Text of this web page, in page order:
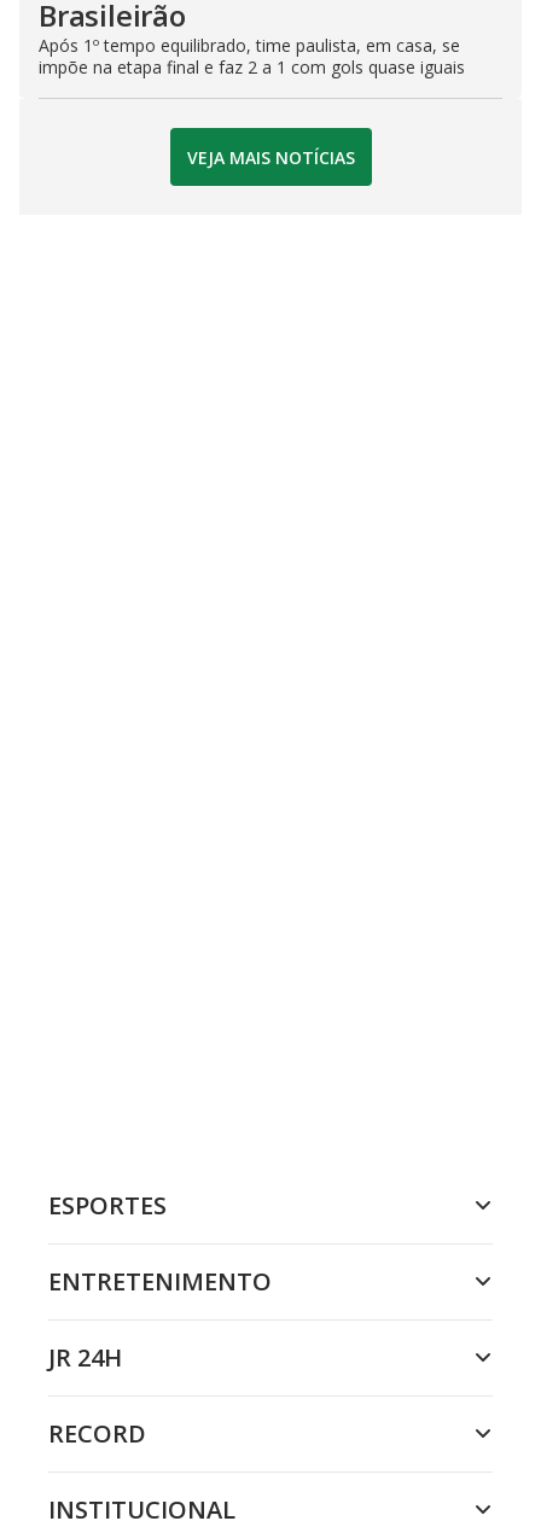
Brasileirão
Após 1º tempo equilibrado, time paulista, em casa, se
impõe na etapa final e faz 2 a 1 com gols quase iguais
VEJA MAIS NOTÍCIAS
ESPORTES
ENTRETENIMENTO
JR 24H
RECORD
INSTITUCIONAL